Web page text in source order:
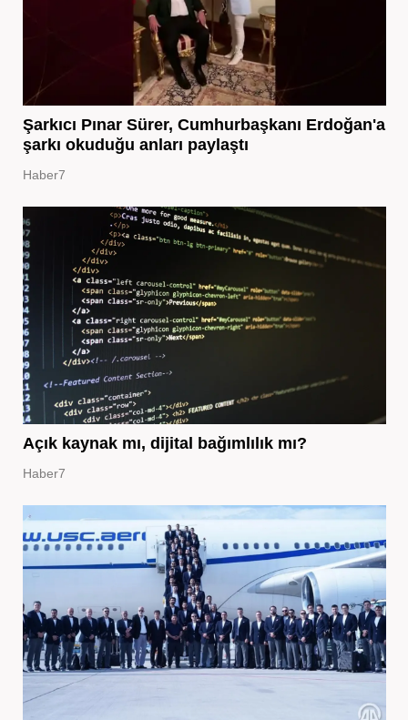
Şarkıcı Pınar Sürer, Cumhurbaşkanı Erdoğan'a
şarkı okuduğu anları paylaştı
Haber7
Açık kaynak mı, dijital bağımlılık mı?
Haber7